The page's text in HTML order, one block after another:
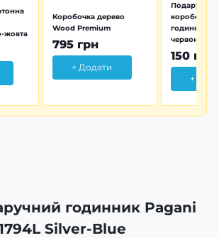
жовта
Коробочка дерево
Wood Premium
795 грн
+ Додати
коробочка
годинника
червона
150 грн
+
годинник Pagani
Silver-Blue